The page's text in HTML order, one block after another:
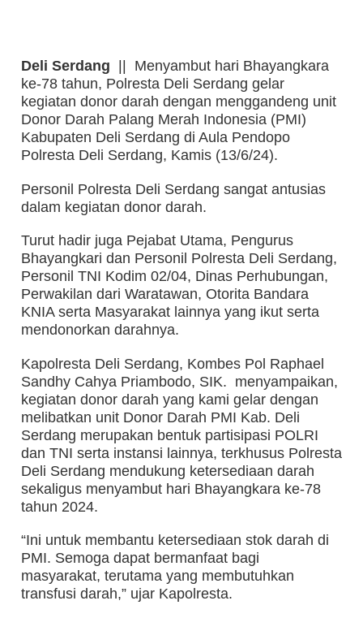
Deli Serdang || Menyambut hari Bhayangkara
ke-78 tahun, Polresta Deli Serdang gelar
kegiatan donor darah dengan menggandeng unit
Donor Darah Palang Merah Indonesia (PMI)
Kabupaten Deli Serdang di Aula Pendopo
Polresta Deli Serdang, Kamis (13/6/24).
Personil Polresta Deli Serdang sangat antusias
dalam kegiatan donor darah.
Turut hadir juga Pejabat Utama, Pengurus
Bhayangkari dan Personil Polresta Deli Serdang,
Personil TNI Kodim 02/04, Dinas Perhubungan,
Perwakilan dari Waratawan, Otorita Bandara
KNIA serta Masyarakat lainnya yang ikut serta
mendonorkan darahnya.
Kapolresta Deli Serdang, Kombes Pol Raphael
Sandhy Cahya Priambodo, SIK. menyampaikan,
kegiatan donor darah yang kami gelar dengan
melibatkan unit Donor Darah PMI Kab. Deli
Serdang merupakan bentuk partisipasi POLRI
dan TNI serta instansi lainnya, terkhusus Polresta
Deli Serdang mendukung ketersediaan darah
sekaligus menyambut hari Bhayangkara ke-78
tahun 2024.
“Ini untuk membantu ketersediaan stok darah di
PMI. Semoga dapat bermanfaat bagi
masyarakat, terutama yang membutuhkan
transfusi darah,” ujar Kapolresta.